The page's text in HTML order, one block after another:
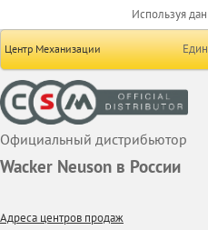
Используя
Центр Механизации
Официальный дистрибьютор
Wacker Neuson в России
Адреса центров продаж